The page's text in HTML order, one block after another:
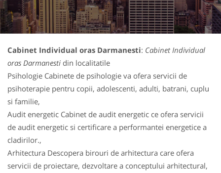
Cabinet Individual oras Darmanesti: Cabinet Individual
oras Darmanesti din localitatile
Psihologie Cabinete de psihologie va ofera servicii de
psihoterapie pentru copii, adolescenti, adulti, batrani, cuplu
si familie,
Audit energetic Cabinet de audit energetic ce ofera servicii
de audit energetic si certificare a performantei energetice a
cladirilor.,
Arhitectura Descopera birouri de arhitectura care ofera
servicii de proiectare, dezvoltare a conceptului arhitectural,